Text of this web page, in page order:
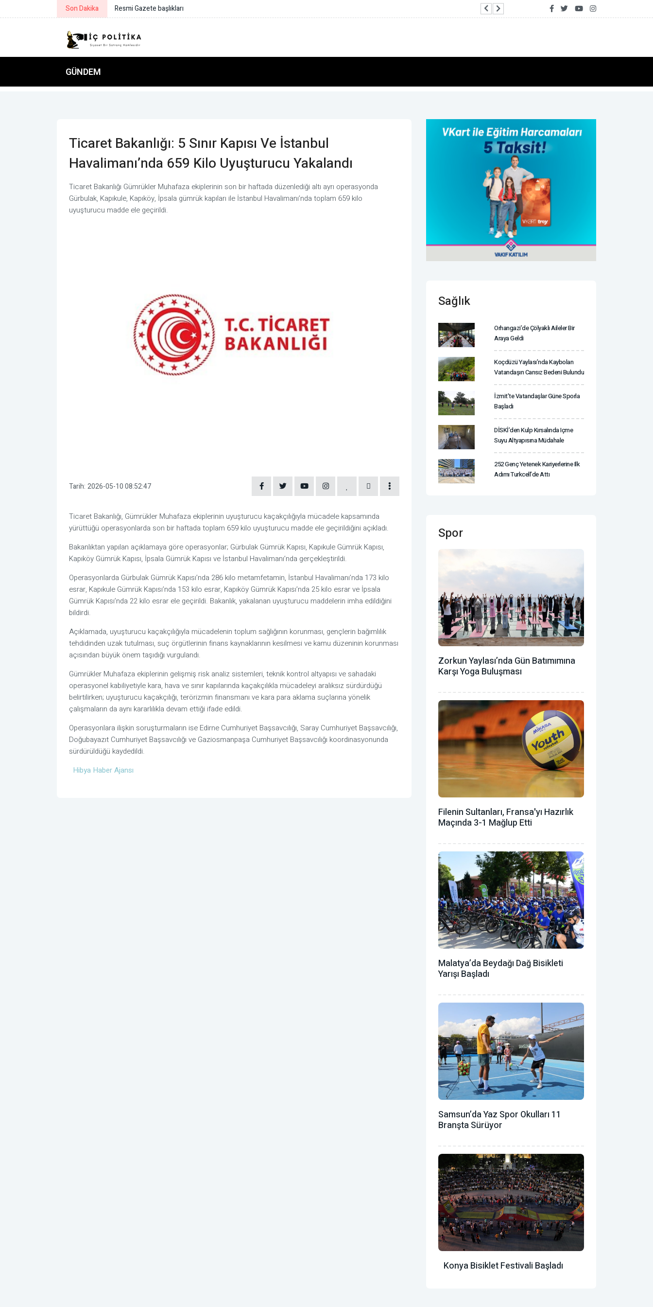
Son Dakika Bakan Çiftçi: Türkeli’nin gönlümüzde müstesna bir yeri var Dışişleri Bakanlığı'nda Suriye gündemli
GÜNDEM
Ticaret Bakanlığı: 5 Sınır Kapısı Ve İstanbul
Havalimanı’nda 659 Kilo Uyuşturucu Yakalandı
Ticaret Bakanlığı Gümrükler Muhafaza ekiplerinin son bir haftada düzenlediği altı ayrı operasyonda
Gürbulak, Kapıkule, Kapıköy, İpsala gümrük kapıları ile İstanbul Havalimanı’nda toplam 659 kilo
uyuşturucu madde ele geçirildi.
Tarih: 2026-05-10 08:52:47
Ticaret Bakanlığı, Gümrükler Muhafaza ekiplerinin uyuşturucu kaçakçılığıyla mücadele kapsamında
yürüttüğü operasyonlarda son bir haftada toplam 659 kilo uyuşturucu madde ele geçirildiğini açıkladı.
Bakanlıktan yapılan açıklamaya göre operasyonlar; Gürbulak Gümrük Kapısı, Kapıkule Gümrük Kapısı,
Kapıköy Gümrük Kapısı, İpsala Gümrük Kapısı ve İstanbul Havalimanı’nda gerçekleştirildi.
Operasyonlarda Gürbulak Gümrük Kapısı’nda 286 kilo metamfetamin, İstanbul Havalimanı’nda 173 kilo
esrar, Kapıkule Gümrük Kapısı’nda 153 kilo esrar, Kapıköy Gümrük Kapısı’nda 25 kilo esrar ve İpsala
Gümrük Kapısı’nda 22 kilo esrar ele geçirildi. Bakanlık, yakalanan uyuşturucu maddelerin imha edildiğini
bildirdi.
Açıklamada, uyuşturucu kaçakçılığıyla mücadelenin toplum sağlığının korunması, gençlerin bağımlılık
tehdidinden uzak tutulması, suç örgütlerinin finans kaynaklarının kesilmesi ve kamu düzeninin korunması
açısından büyük önem taşıdığı vurgulandı.
Gümrükler Muhafaza ekiplerinin gelişmiş risk analiz sistemleri, teknik kontrol altyapısı ve sahadaki
operasyonel kabiliyetiyle kara, hava ve sınır kapılarında kaçakçılıkla mücadeleyi aralıksız sürdürdüğü
belirtilirken; uyuşturucu kaçakçılığı, terörizmin finansmanı ve kara para aklama suçlarına yönelik
çalışmaların da aynı kararlılıkla devam ettiği ifade edildi.
Operasyonlara ilişkin soruşturmaların ise Edirne Cumhuriyet Başsavcılığı, Saray Cumhuriyet Başsavcılığı,
Doğubayazıt Cumhuriyet Başsavcılığı ve Gaziosmanpaşa Cumhuriyet Başsavcılığı koordinasyonunda
sürdürüldüğü kaydedildi.
Hibya Haber Ajansı
Sağlık
Orhangazi’de Çölyaklı Aileler Bir
Araya Geldi
Koçdüzü Yaylası’nda Kaybolan
Vatandaşın Cansız Bedeni Bulundu
İzmit'te Vatandaşlar Güne Sporla
Başladı
DİSKİ’den Kulp Kırsalında Içme
Suyu Altyapısına Müdahale
252 Genç Yetenek Kariyerlerine Ilk
Adımı Turkcell’de Attı
Spor
Zorkun Yaylası’nda Gün Batımımına
Karşı Yoga Buluşması
Filenin Sultanları, Fransa'yı Hazırlık
Maçında 3-1 Mağlup Etti
Malatya’da Beydağı Dağ Bisikleti
Yarışı Başladı
Samsun’da Yaz Spor Okulları 11
Branşta Sürüyor
Konya Bisiklet Festivali Başladı